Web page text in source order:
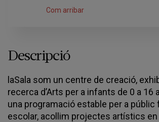
Com arribar
Descripció
laSala som un centre de creació,
recerca d’Arts per a infants de 0 a 16
una programació estable per a públic
escolar, acollim projectes artístics